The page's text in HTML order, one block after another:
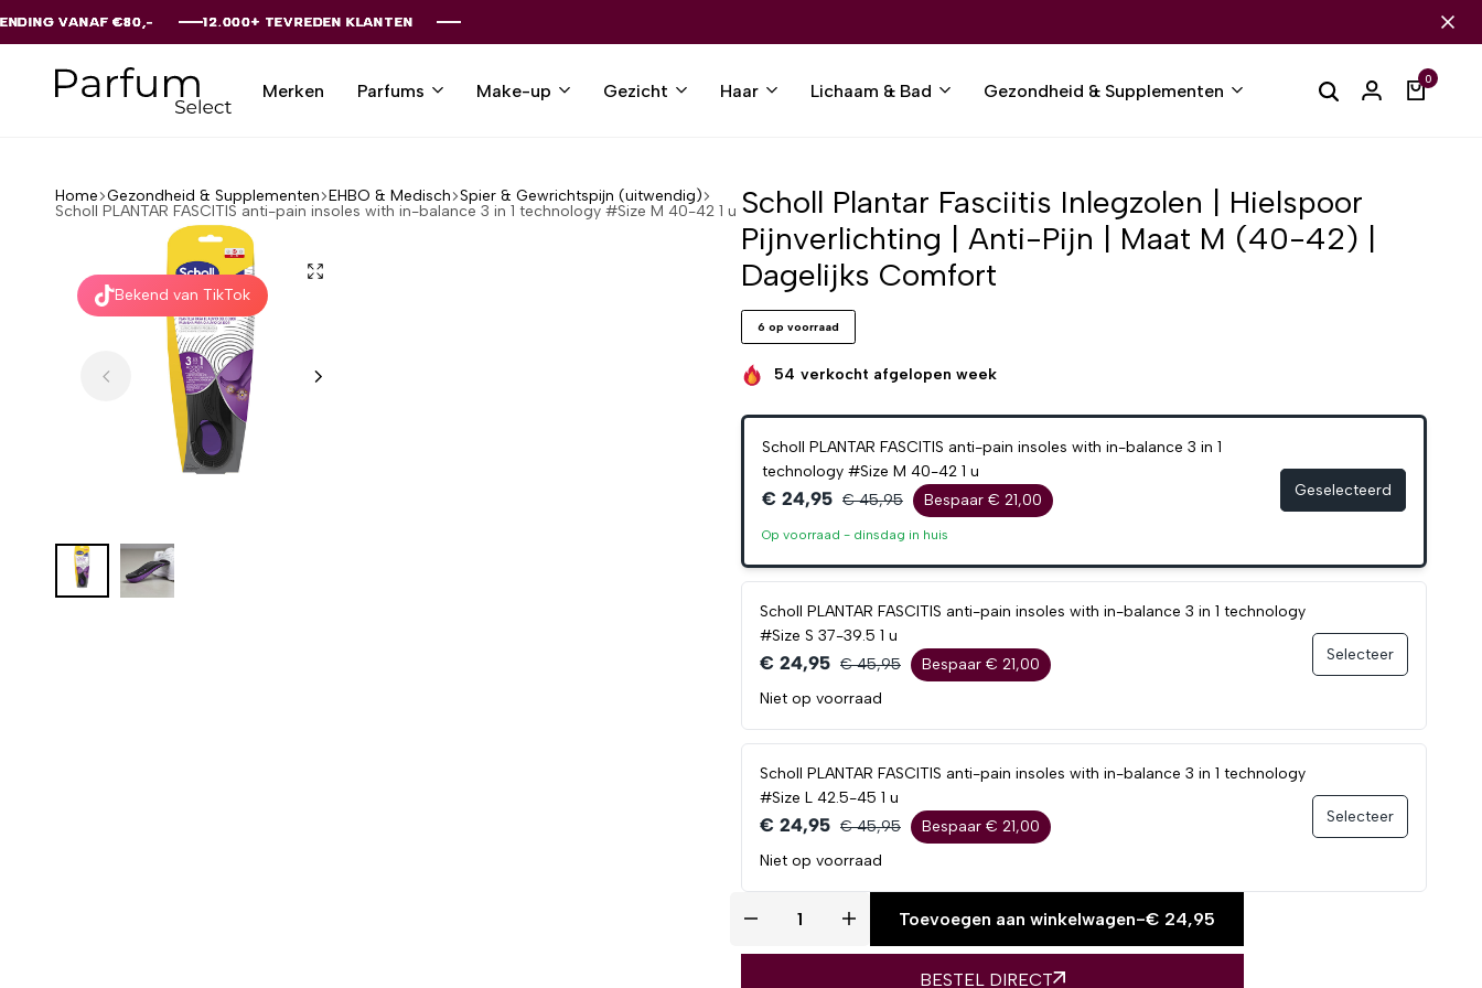
€80,- 12.000+ TEVREDEN KLANTEN
€80,- 12.000+ TEVREDEN KLANTEN
€80,- 12.000+ TEVREDEN KLANTEN
€80,- 12.000+ TEVREDEN KLANTEN
€80,- 12.000+ TEVREDEN KLANTEN
Merken Parfums Make-up Gezicht Haar Lichaam & Bad Gezondheid & Supplementen
0
Home Gezondheid & Supplementen EHBO & Medisch Spier & Gewrichtspijn (uitwendig)
Scholl PLANTAR FASCITIS anti-pain insoles with in-balance 3 in 1 technology #Size M 40-42 1 u
Bekend van TikTok
Scholl Plantar Fasciitis Inlegzolen | Hielspoor
Pijnverlichting | Anti-Pijn | Maat M (40-42) |
Dagelijks Comfort
6 op voorraad
54 verkocht afgelopen week
Scholl PLANTAR FASCITIS anti-pain insoles with in-balance 3 in 1
technology #Size M 40-42 1 u
€ 24,95 € 45,95 Bespaar € 21,00
Op voorraad - dinsdag in huis
Geselecteerd
Scholl PLANTAR FASCITIS anti-pain insoles with in-balance 3 in 1 technology
#Size S 37-39.5 1 u
€ 24,95 € 45,95
Bespaar € 21,00
Niet op voorraad
Selecteer
Scholl PLANTAR FASCITIS anti-pain insoles with in-balance 3 in 1 technology
#Size L 42.5-45 1 u
€ 24,95 € 45,95
Bespaar € 21,00
Niet op voorraad
Selecteer
Toevoegen aan winkelwagen-€ 24,95
BESTEL DIRECT